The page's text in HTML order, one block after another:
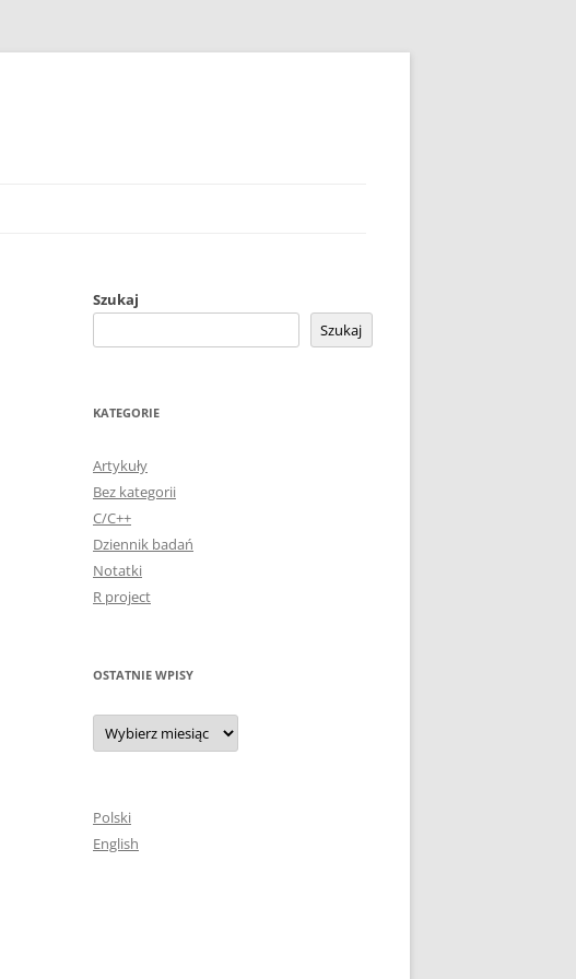
Szukaj
Szukaj
KATEGORIE
Artykuły
Bez kategorii
C/C++
Dziennik badań
Notatki
R project
OSTATNIE WPISY
Ostatnie
wpisy
Polski
English